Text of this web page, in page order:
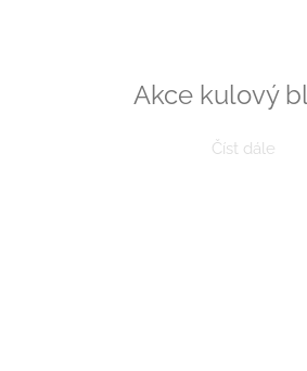
Akce kulový
Číst dále